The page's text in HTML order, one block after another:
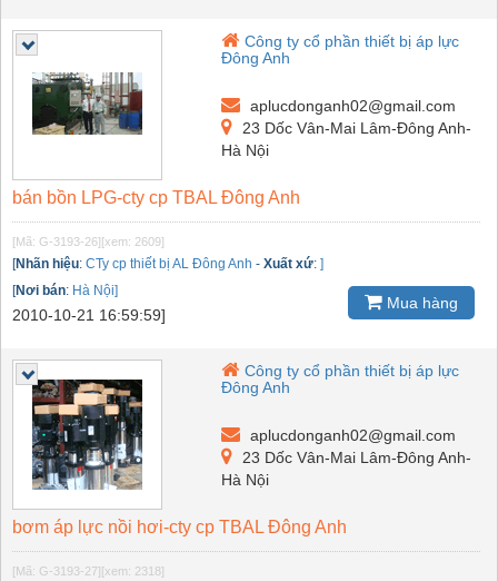
Công ty cổ phần thiết bị áp lực
Đông Anh
aplucdonganh02@gmail.com
23 Dốc Vân-Mai Lâm-Đông Anh-
Hà Nội
bán bồn LPG-cty cp TBAL Đông Anh
[Mã: G-3193-26] [xem: 2609]
[Nhãn hiệu: CTy cp thiết bị AL Đông Anh - Xuất xứ: ]
[Nơi bán: Hà Nội]
2010-10-21 16:59:59]
Mua hàng
Công ty cổ phần thiết bị áp lực
Đông Anh
aplucdonganh02@gmail.com
23 Dốc Vân-Mai Lâm-Đông Anh-
Hà Nội
bơm áp lực nồi hơi-cty cp TBAL Đông Anh
[Mã: G-3193-27] [xem: 2318]